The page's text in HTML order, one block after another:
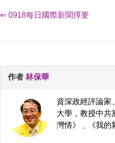
⇐ 0918每日國際新聞擇要
作者 林保華
資深政經評論家
大學，教授中共
灣情》﹑《我的